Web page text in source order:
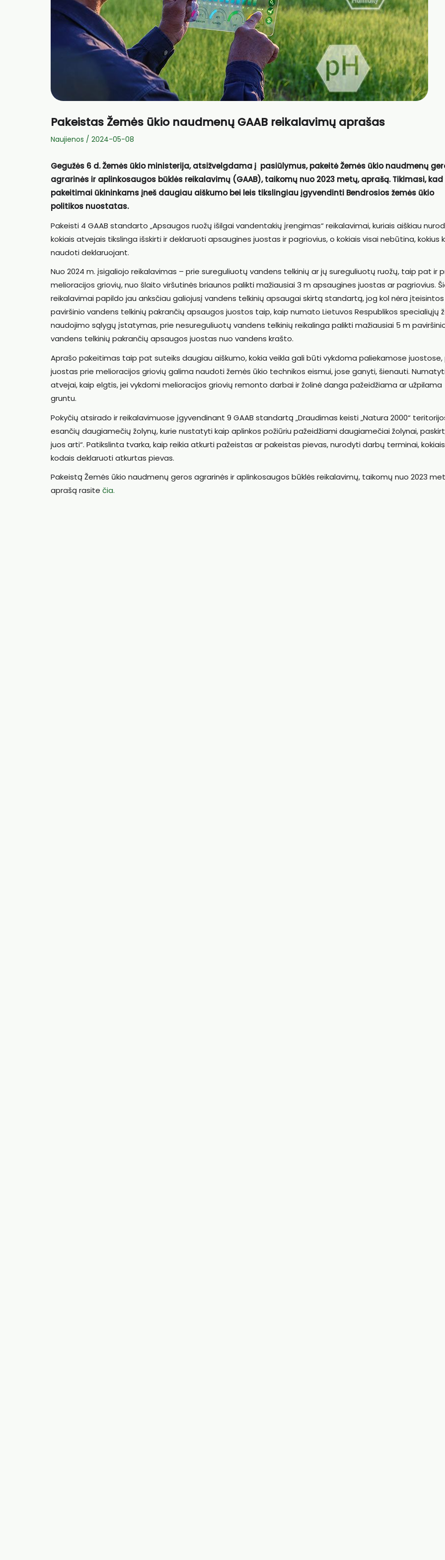
Pakeistas Žemės ūkio naudmenų GAAB reikalavimų aprašas
Naujienos / 2024-05-08
Gegužės 6 d. Žemės ūkio ministerija, atsižvelgdama į pasiūlymus, pakeitė Žemės ūkio naudmenų
agrarinės ir aplinkosaugos būklės reikalavimų (GAAB), taikomų nuo 2023 metų, aprašą. Tikimasi, kad
pakeitimai ūkininkams įneš daugiau aiškumo bei leis tikslingiau įgyvendinti Bendrosios žemės ūkio
politikos nuostatas.
Pakeisti 4 GAAB standarto „Apsaugos ruožų išilgai vandentakių įrengimas“ reikalavimai, kuriais aiškiau
kokiais atvejais tikslinga išskirti ir deklaruoti apsaugines juostas ir pagriovius, o kokiais visai nebūtina, kokius
naudoti deklaruojant.
Nuo 2024 m. įsigaliojo reikalavimas – prie sureguliuotų vandens telkinių ar jų sureguliuotų ruožų, taip pat ir
melioracijos griovių, nuo šlaito viršutinės briaunos palikti mažiausiai 3 m apsaugines juostas ar pagriovius.
reikalavimai papildo jau anksčiau galiojusį vandens telkinių apsaugai skirtą standartą, jog kol nėra įteisintos
paviršinio vandens telkinių pakrančių apsaugos juostos taip, kaip numato Lietuvos Respublikos specialiųjų
naudojimo sąlygų įstatymas, prie nesureguliuotų vandens telkinių reikalinga palikti mažiausiai 5 m
vandens telkinių pakrančių apsaugos juostas nuo vandens krašto.
Aprašo pakeitimas taip pat suteiks daugiau aiškumo, kokia veikla gali būti vykdoma paliekamose juostose,
juostas prie melioracijos griovių galima naudoti žemės ūkio technikos eismui, jose ganyti, šienauti.
atvejai, kaip elgtis, jei vykdomi melioracijos griovių remonto darbai ir žolinė danga pažeidžiama ar užpilama
gruntu.
Pokyčių atsirado ir reikalavimuose įgyvendinant 9 GAAB standartą „Draudimas keisti „Natura 2000“
esančių daugiamečių žolynų, kurie nustatyti kaip aplinkos požiūriu pažeidžiami daugiamečiai žolynai,
juos arti“. Patikslinta tvarka, kaip reikia atkurti pažeistas ar pakeistas pievas, nurodyti darbų terminai, kokiais
kodais deklaruoti atkurtas pievas.
Pakeistą Žemės ūkio naudmenų geros agrarinės ir aplinkosaugos būklės reikalavimų, taikomų nuo 2023
aprašą rasite čia.